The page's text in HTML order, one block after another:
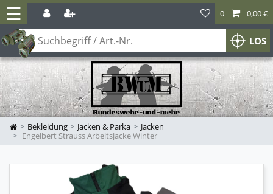
☰
LOS
0 0,00 €
Bekleidung Jacken & Parka
Jacken
Engelbert Strauss Arbeitsjacke Winter